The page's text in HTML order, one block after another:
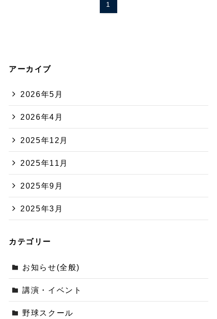
1
アーカイブ
2026年5月
2026年4月
2025年12月
2025年11月
2025年9月
2025年3月
カテゴリー
お知らせ(全般)
講演・イベント
野球スクール